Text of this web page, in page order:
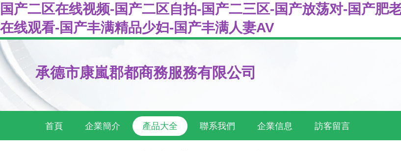
国产二区在线视频-国产二区自拍-国产二三区-国产放荡对-国产肥
在线观看-国产丰满精品少妇-国产丰满人妻AV
承德市康嵐郡都商務服務有限公司
首頁 企業簡介 產品大全 聯系我們 企業信息 訪客留言